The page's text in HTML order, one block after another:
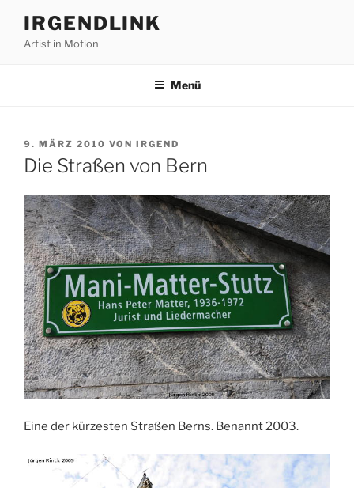
Inhalt
springen
IRGENDLINK
Artist in Motion
Menü
VERÖFFENTLICHT
AM
9. MÄRZ 2010 VON IRGEND
Die Straßen von Bern
Eine der kürzesten Straßen Berns. Benannt 2003.